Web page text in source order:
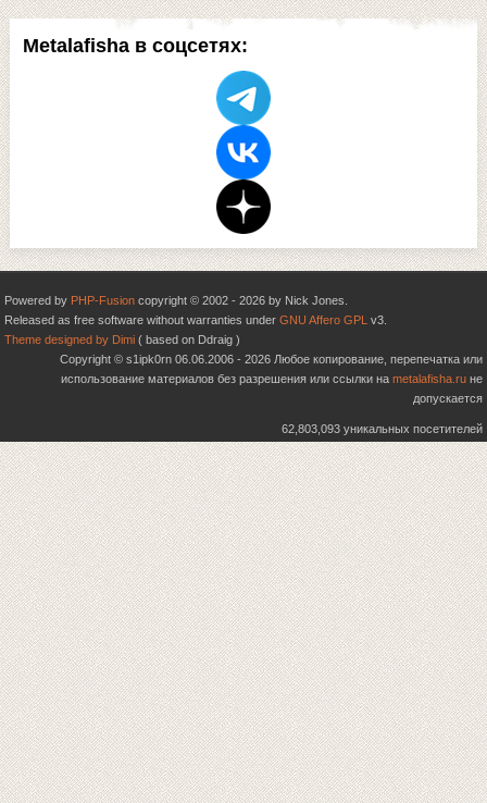
Metalafisha в соцсетях:
Powered by PHP-Fusion copyright © 2002 - 2026 by Nick Jones.
Released as free software without warranties under GNU Affero GPL v3.
Theme designed by Dimi ( based on Ddraig )
Copyright © s1ipk0rn 06.06.2006 - 2026 Любое копирование, перепечатка или
использование материалов без разрешения или ссылки на metalafisha.ru не
допускается
62,803,093 уникальных посетителей